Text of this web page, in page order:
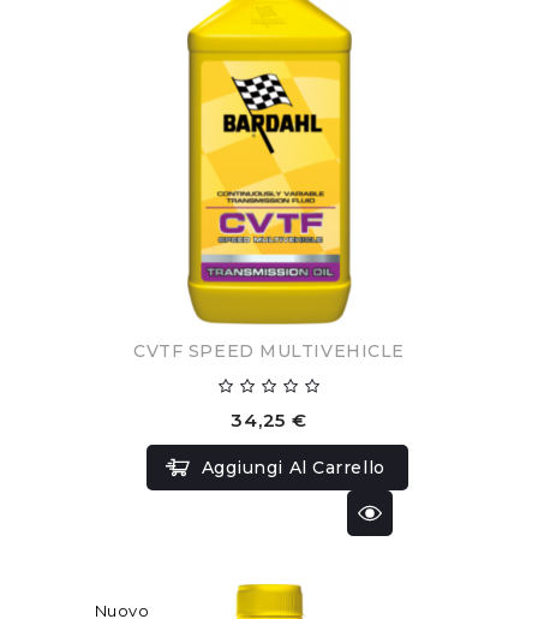
CVTF SPEED MULTIVEHICLE
34,25 €
Aggiungi Al Carrello
Nuovo